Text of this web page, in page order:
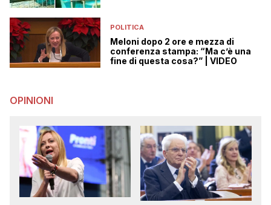
POLITICA
Meloni dopo 2 ore e mezza di
conferenza stampa: “Ma c’è una
fine di questa cosa?” | VIDEO
OPINIONI